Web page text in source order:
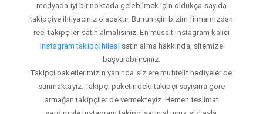
medyada iyi bir noktada gelebilmek için oldukça sayıda
takipçiye ihtiyacınız olacaktır. Bunun için bizim firmamızdan
reel takipçiler satın almalısınız. En müsait instagram kalıcı
instagram takipçi hilesisatın alma hakkında, sitemize
başvurabilirsiniz.
Takipçi paketlerimizin yanında sizlere muhtelif hediyeler de
sunmaktayız. Takipçi paketindeki takipçi sayısına gore
armağan takipçiler de vermekteyiz. Hemen teslimat